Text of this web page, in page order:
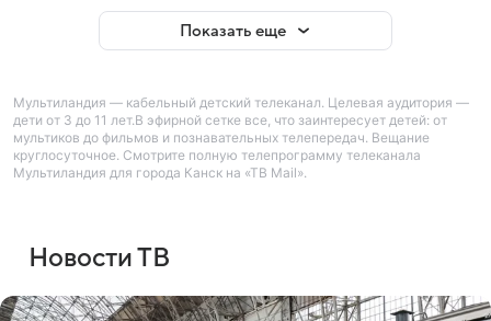
Показать еще
Мультиландия — кабельный детский телеканал. Целевая аудитория —
дети от 3 до 11 лет.В эфирной сетке все, что заинтересует детей: от
мультиков до фильмов и познавательных телепередач. Вещание
круглосуточное. Смотрите полную телепрограмму телеканала
Мультиландия для города Канск на «ТВ Mail».
Новости ТВ